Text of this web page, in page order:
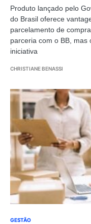
Produto lançado pelo
do Brasil oferece
parcelamento de
parceria com o BB,
iniciativa
CHRISTIANE BENASSI
GESTÃO